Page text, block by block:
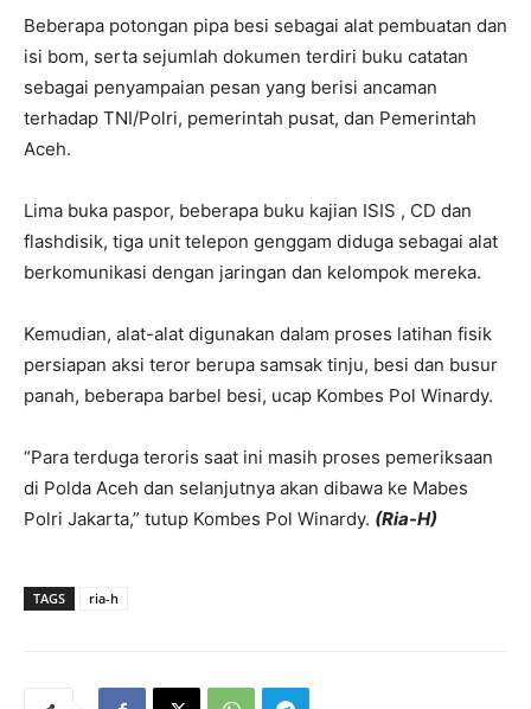
Beberapa potongan pipa besi sebagai alat pembuatan dan
isi bom, serta sejumlah dokumen terdiri buku catatan
sebagai penyampaian pesan yang berisi ancaman
terhadap TNI/Polri, pemerintah pusat, dan Pemerintah
Aceh.
Lima buka paspor, beberapa buku kajian ISIS , CD dan
flashdisik, tiga unit telepon genggam diduga sebagai alat
berkomunikasi dengan jaringan dan kelompok mereka.
Kemudian, alat-alat digunakan dalam proses latihan fisik
persiapan aksi teror berupa samsak tinju, besi dan busur
panah, beberapa barbel besi, ucap Kombes Pol Winardy.
“Para terduga teroris saat ini masih proses pemeriksaan
di Polda Aceh dan selanjutnya akan dibawa ke Mabes
Polri Jakarta,” tutup Kombes Pol Winardy. (Ria-H)
TAGS ria-h